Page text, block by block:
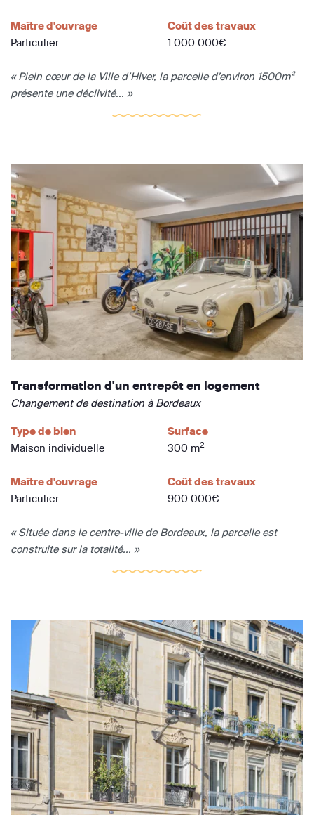
Maître d'ouvrage
Particulier
Coût des travaux
1 000 000€
« Plein cœur de la Ville d’Hiver, la parcelle d’environ 1500m²
présente une déclivité... »
Transformation d'un entrepôt en logement
Changement de destination à Bordeaux
Type de bien
Maison individuelle
Surface
300 m2
Maître d'ouvrage
Particulier
Coût des travaux
900 000€
« Située dans le centre-ville de Bordeaux, la parcelle est
construite sur la totalité... »